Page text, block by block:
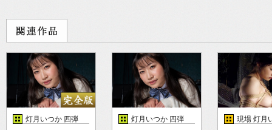
灯月いつか 四弾
灯月いつか 四弾
現場 灯月